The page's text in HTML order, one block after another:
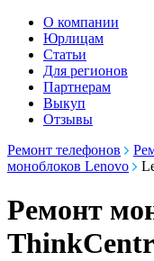
О компании
Юрлицам
Статьи
Для регионов
Партнерам
Выкуп
Отзывы
Ремонт телефонов
моноблоков Lenovo
Ремонт